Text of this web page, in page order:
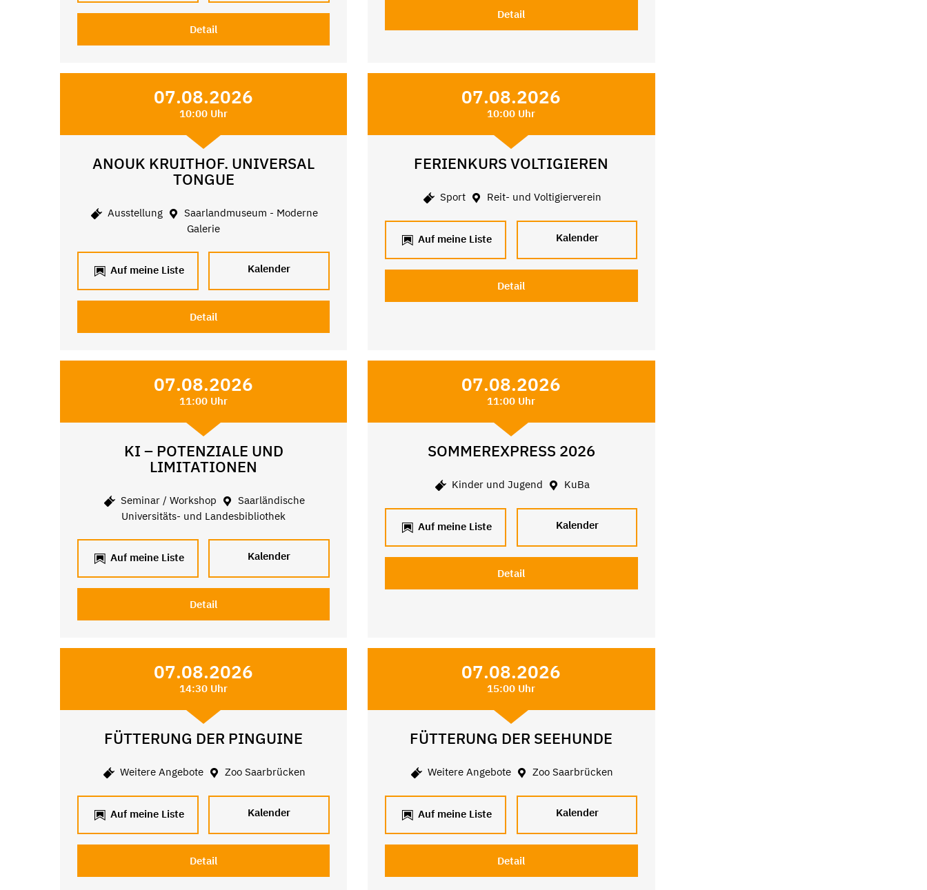
Detail
Detail
07.08.2026
10:00 Uhr
ANOUK KRUITHOF. UNIVERSAL
TONGUE
Ausstellung
Saarlandmuseum - Moderne
Galerie
Auf meine Liste Kalender
Detail
07.08.2026
10:00 Uhr
FERIENKURS VOLTIGIEREN
Sport Reit- und Voltigierverein
Auf meine Liste Kalender
Detail
07.08.2026
11:00 Uhr
KI – POTENZIALE UND
LIMITATIONEN
Seminar / Workshop
Saarländische
Universitäts- und Landesbibliothek
Auf meine Liste Kalender
Detail
07.08.2026
11:00 Uhr
SOMMEREXPRESS 2026
Kinder und Jugend KuBa
Auf meine Liste Kalender
Detail
07.08.2026
14:30 Uhr
FÜTTERUNG DER PINGUINE
Weitere Angebote Zoo Saarbrücken
Auf meine Liste Kalender
Detail
07.08.2026
15:00 Uhr
FÜTTERUNG DER SEEHUNDE
Weitere Angebote Zoo Saarbrücken
Auf meine Liste Kalender
Detail